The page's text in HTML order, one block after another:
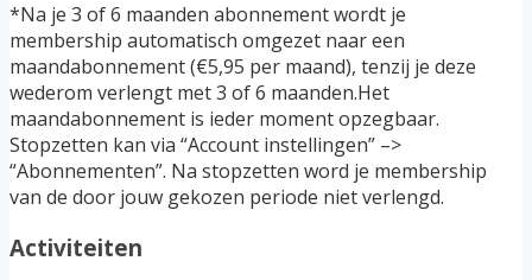
*Na je 3 of 6 maanden abonnement wordt je
membership automatisch omgezet naar een
maandabonnement (€5,95 per maand), tenzij je deze
wederom verlengt met 3 of 6 maanden.Het
maandabonnement is ieder moment opzegbaar.
Stopzetten kan via “Account instellingen” –>
“Abonnementen”. Na stopzetten word je membership
van de door jouw gekozen periode niet verlengd.
Activiteiten